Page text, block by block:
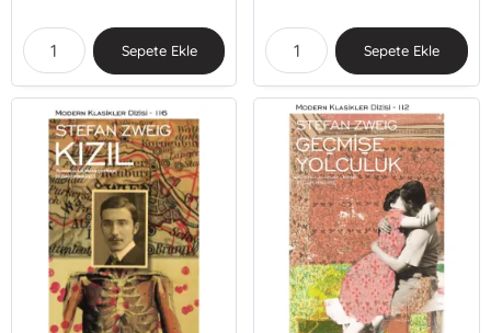
Sepete Ekle Sepete Ekle